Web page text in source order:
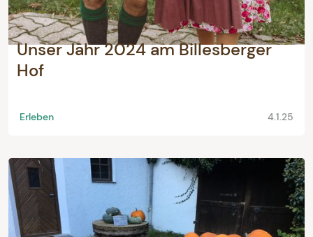
Unser Jahr 2024 am Billesberger
Hof
Erleben 4.1.25